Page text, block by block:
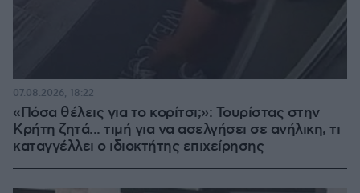
«Πόσα θέλεις για το κορίτσι;»: Τουρίστας στην
Κρήτη ζητά... τιμή για να ασελγήσει σε ανήλικη, τι
καταγγέλλει ο ιδιοκτήτης επιχείρησης
07.08.2026, 18:22